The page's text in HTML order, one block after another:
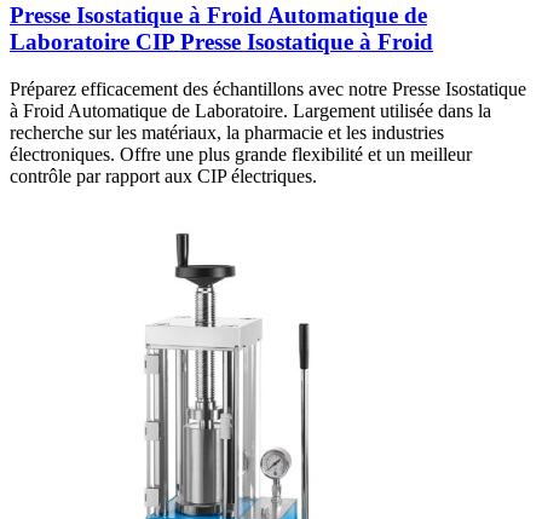
Presse Isostatique à Froid Automatique de
Laboratoire CIP Presse Isostatique à Froid
Préparez efficacement des échantillons avec notre Presse Isostatique
à Froid Automatique de Laboratoire. Largement utilisée dans la
recherche sur les matériaux, la pharmacie et les industries
électroniques. Offre une plus grande flexibilité et un meilleur
contrôle par rapport aux CIP électriques.